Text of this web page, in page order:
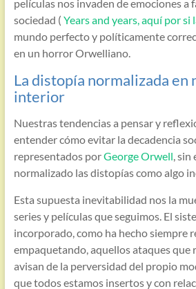
películas nos invaden de emociones a
sociedad ( Years and years, aquí por si
mundo perfecto y políticamente
en un horror Orwelliano.
La distopía normalizada en
interior
Nuestras tendencias a pensar y
entender cómo evitar la decadencia
representados porGeorge Orwell, sin
normalizado las distopías como algo
Esta supuesta inevitabilidad nos la
series y películas que seguimos. El
incorporado, como ha hecho siempre
empaquetando, aquellos ataques que
avisan de la perversidad del propio
que todos estamos insertos y con